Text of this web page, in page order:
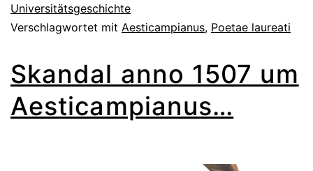
Aesticampianus…
Universitätsgeschichte
Verschlagwortet mit Aesticampianus, Poetae laureati
Skandal anno 1507 um
Aesticampianus…